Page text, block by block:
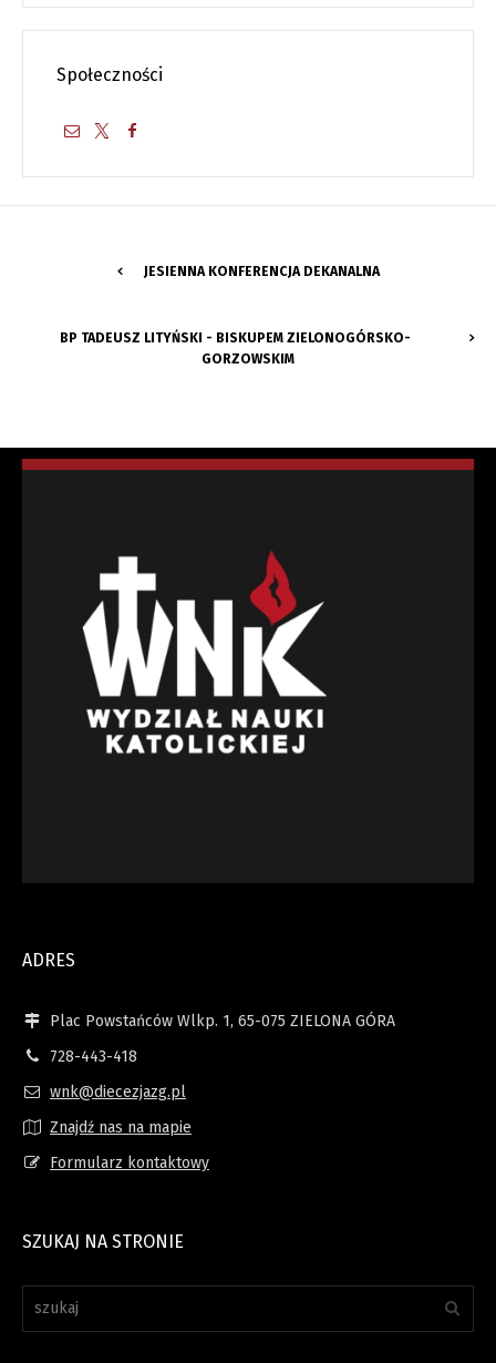
Społeczności
JESIENNA KONFERENCJA DEKANALNA
BP TADEUSZ LITYŃSKI - BISKUPEM ZIELONOGÓRSKO-
GORZOWSKIM
ADRES
Plac Powstańców Wlkp. 1, 65-075 ZIELONA GÓRA
728-443-418
wnk@diecezjazg.pl
Znajdź nas na mapie
Formularz kontaktowy
SZUKAJ NA STRONIE